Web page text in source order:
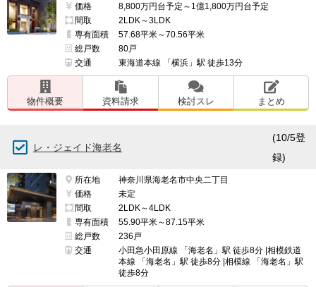
価格
8,800万円台予定～1億1,800万円台予定
間取
2LDK～3LDK
専有面積
57.68平米～70.56平米
総戸数
80戸
交通
東海道本線 「横浜」駅 徒歩13分
物件概要 資料請求 検討スレ まとめ
レ・ジェイド海老名
(10/5登
録)
所在地
神奈川県海老名市中央二丁目
価格
未定
間取
2LDK～4LDK
専有面積
55.90平米～87.15平米
総戸数
236戸
交通
小田急小田原線 「海老名」駅 徒歩8分 |相模鉄道
本線 「海老名」駅 徒歩8分 |相模線 「海老名」駅
徒歩8分